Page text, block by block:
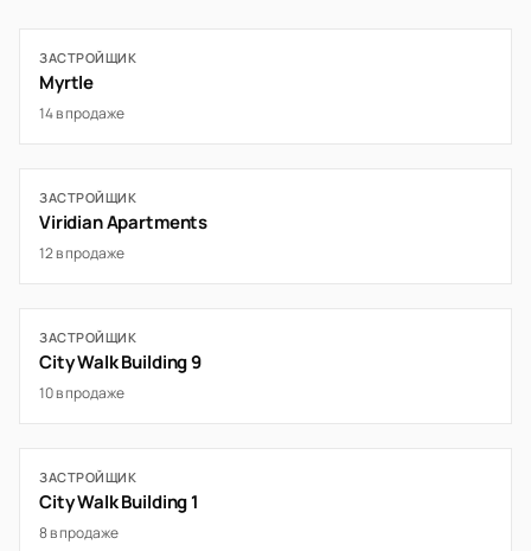
ЗАСТРОЙЩИК
Myrtle
14 в продаже
ЗАСТРОЙЩИК
Viridian Apartments
12 в продаже
ЗАСТРОЙЩИК
City Walk Building 9
10 в продаже
ЗАСТРОЙЩИК
City Walk Building 1
8 в продаже